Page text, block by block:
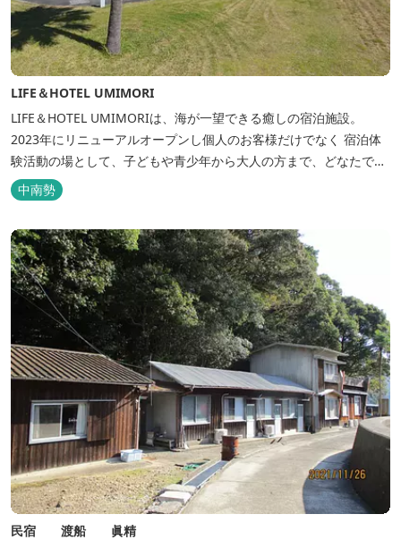
LIFE＆HOTEL UMIMORI
LIFE＆HOTEL UMIMORIは、海が一望できる癒しの宿泊施設。
2023年にリニューアルオープンし個人のお客様だけでなく 宿泊体
験活動の場として、子どもや青少年から大人の方まで、どなたでも
ご利用いただけます。 ヨットやボート・カヤックをはじめとするマ
リンアクティビティや併設する海の乗馬倶楽部エルカバージョでの
乗馬体験が可能！ 小中学生や団体様向けに海の自然体験教室も開催
しています...
中南勢
民宿 渡船 眞精